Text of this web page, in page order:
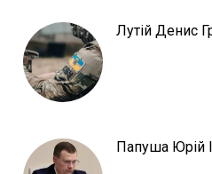
Лутій Денис
Папуша Юрій